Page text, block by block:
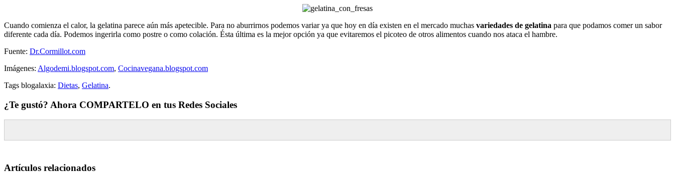
Cuando comienza el calor, la gelatina parece aún más apetecible. Para no aburrirnos podemos variar ya que hoy en día existen en el mercado muchas variedades de gelatina para que podamos comer un sabor
diferente cada día. Podemos ingerirla como postre o como colación. Ésta última es la mejor opción ya que evitaremos el picoteo de otros alimentos cuando nos ataca el hambre.
Fuente: Dr.Cormillot.com
Imágenes: Algodemi.blogspot.com, Cocinavegana.blogspot.com
Tags blogalaxia: Dietas, Gelatina.
¿Te gustó? Ahora COMPARTELO en tus Redes Sociales
Artículos relacionados